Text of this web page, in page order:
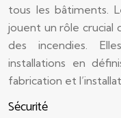
tous les bâtiments.
jouent un rôle crucial
des incendies.
installations en
fabrication et
Sécurité